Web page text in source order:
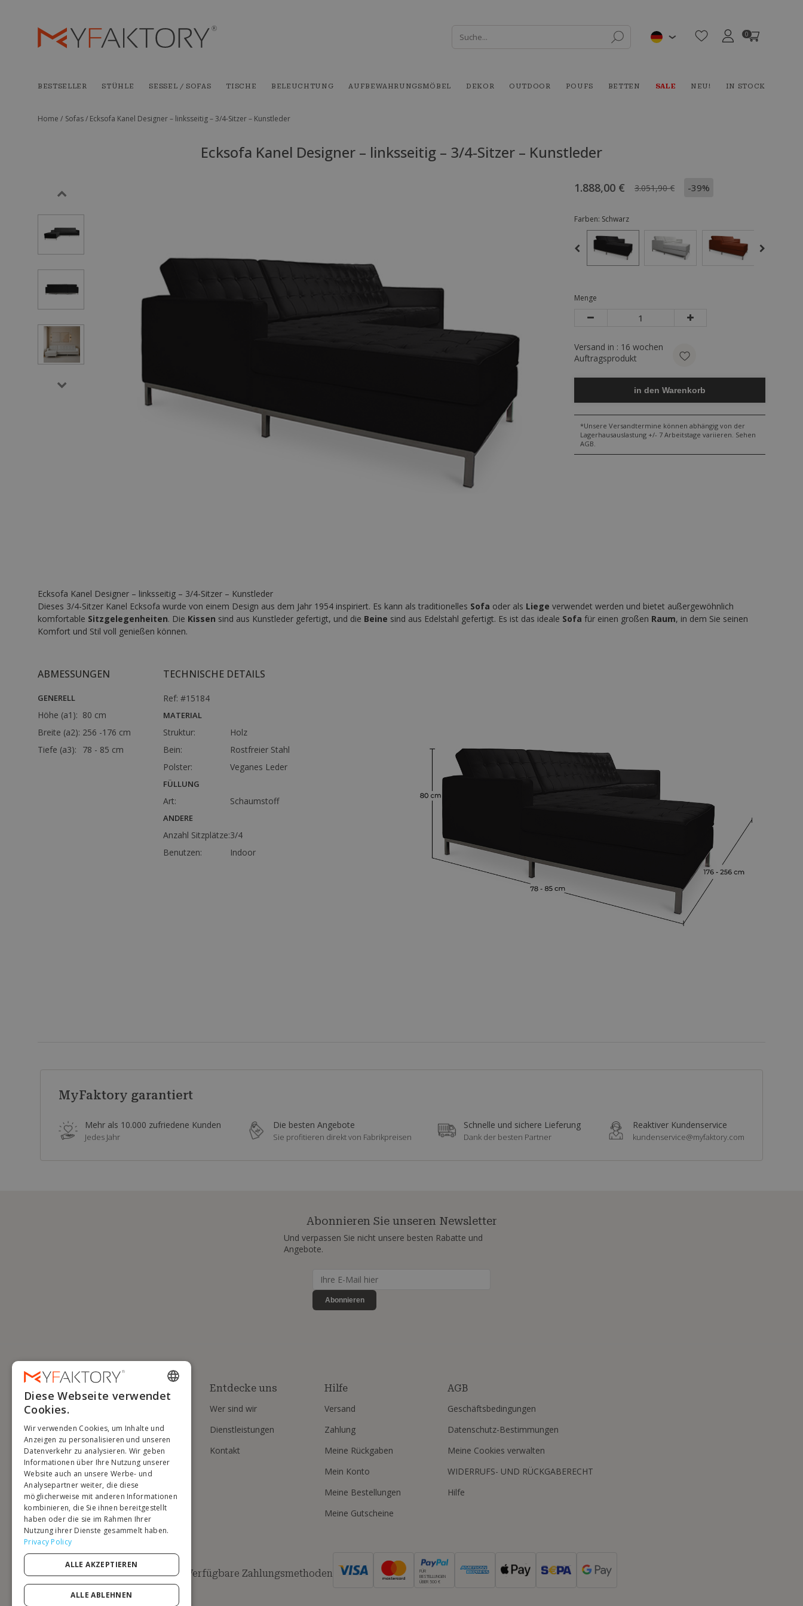
0
BESTSELLER STÜHLE SESSEL / SOFAS TISCHE BELEUCHTUNG AUFBEWAHRUNGSMÖBEL DEKOR OUTDOOR POUFS BETTEN SALE NEU! IN STOCK
Home / Sofas / Ecksofa Kanel Designer – linksseitig – 3/4-Sitzer – Kunstleder
Ecksofa Kanel Designer – linksseitig – 3/4-Sitzer – Kunstleder
1.888,00 € 3.051,90 € -39%
Farben: Schwarz
Menge
Versand in : 16 wochen
Auftragsprodukt
in den Warenkorb
*Unsere Versandtermine können abhängig von der
Lagerhausauslastung +/- 7 Arbeitstage variieren. Sehen
AGB.
Ecksofa Kanel Designer – linksseitig – 3/4-Sitzer – Kunstleder
Dieses 3/4-Sitzer Kanel Ecksofa wurde von einem Design aus dem Jahr 1954 inspiriert. Es kann als traditionelles Sofa oder als Liege verwendet werden und bietet außergewöhnlich
komfortable Sitzgelegenheiten. Die Kissen sind aus Kunstleder gefertigt, und die Beine sind aus Edelstahl gefertigt. Es ist das ideale Sofa für einen großen Raum, in dem Sie seinen
Komfort und Stil voll genießen können.
ABMESSUNGEN
GENERELL
Höhe (a1): 80 cm
Breite (a2): 256 -176 cm
Tiefe (a3):
78 - 85 cm
TECHNISCHE DETAILS
Ref: #15184
MATERIAL
Struktur:
Holz
Bein:
Rostfreier Stahl
Polster:
Veganes Leder
FÜLLUNG
Art: Schaumstoff
ANDERE
Anzahl Sitzplätze:3/4
Benutzen:
Indoor
MyFaktory garantiert
Mehr als 10.000 zufriedene Kunden
Jedes Jahr
Die besten Angebote
Sie profitieren direkt von Fabrikpreisen
Schnelle und sichere Lieferung
Dank der besten Partner
Reaktiver Kundenservice
kundenservice@myfaktory.com
Abonnieren Sie unseren Newsletter
Und verpassen Sie nicht unsere besten Rabatte und
Angebote.
Abonnieren
Entdecke uns
Wer sind wir
Dienstleistungen
Kontakt
Hilfe
Versand
Zahlung
Meine Rückgaben
Mein Konto
Meine Bestellungen
Meine Gutscheine
AGB
Geschäftsbedingungen
Datenschutz-Bestimmungen
Meine Cookies verwalten
WIDERRUFS- UND RÜCKGABERECHT
Hilfe
Verfügbare Zahlungsmethoden
FÜR
BESTELLUNGEN
ÜBER 500 €
ENGLISH
DUTCH
GERMAN
PORTUGUESE
SPANISH
Diese Webseite verwendet
Cookies.
Wir verwenden Cookies, um Inhalte und
Anzeigen zu personalisieren und unseren
Datenverkehr zu analysieren. Wir geben
Informationen über Ihre Nutzung unserer
Website auch an unsere Werbe- und
Analysepartner weiter, die diese
möglicherweise mit anderen Informationen
kombinieren, die Sie ihnen bereitgestellt
haben oder die sie im Rahmen Ihrer
Nutzung ihrer Dienste gesammelt haben.
Privacy Policy
ALLE AKZEPTIEREN
ALLE ABLEHNEN